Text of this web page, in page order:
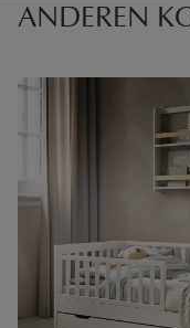
ANDEREN